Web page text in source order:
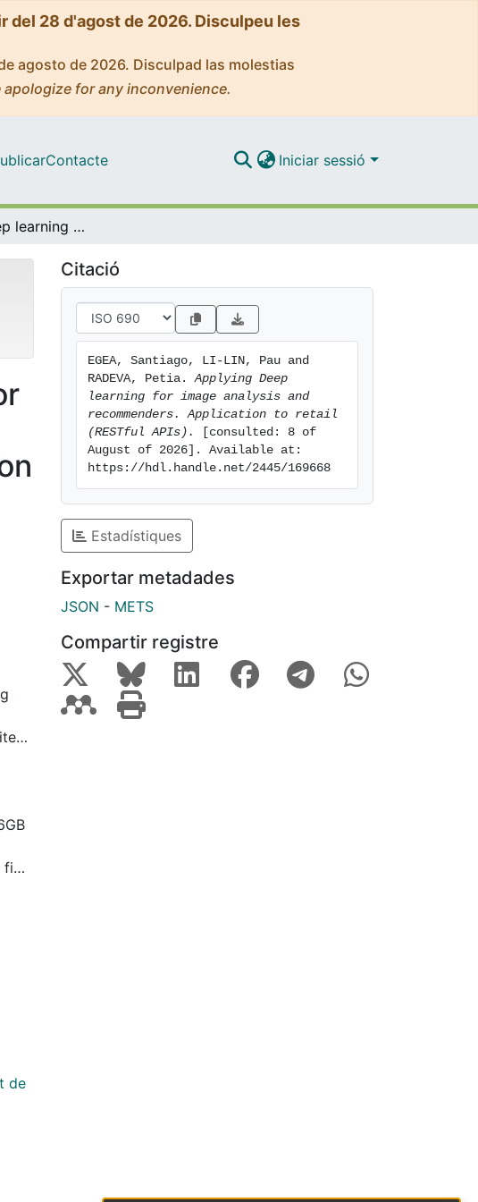
del 28 d'agost de 2026. Disculpeu les
agosto de 2026. Disculpad las molestias
for any inconvenience.
Contacte Iniciar sessió
Applying Deep learning for image analysis and recommenders. Application to retail (RESTful APIs)
fi
de
Citació
EGEA, Santiago, LI-LIN, Pau and
RADEVA, Petia. Applying Deep
learning for image analysis and
recommenders. Application to retail
(RESTful APIs).
[consulted: 8 of
August of 2026]. Available at:
https://hdl.handle.net/2445/169668
Estadístiques
Exportar metadades
JSON - METS
Compartir registre